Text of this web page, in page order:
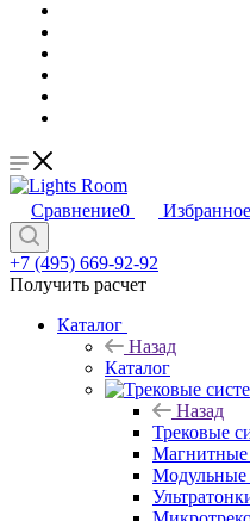
Сравнение0 Избранное
+7 (495) 669-92-92
Получить расчет
Каталог
Назад
Каталог
Назад
Трековые
Модульные